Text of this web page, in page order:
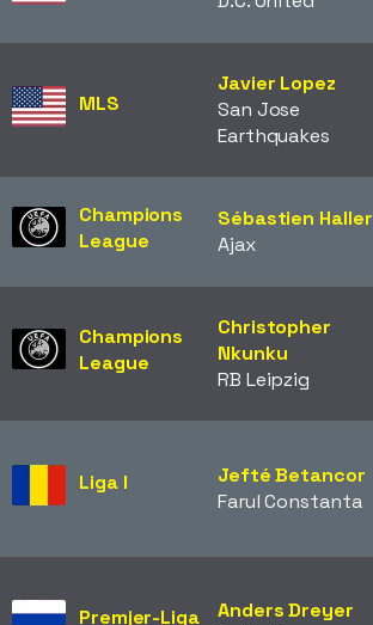
MLS
Javier Lopez
San Jose
Earthquakes
Champions
League
Sébastien Haller
Ajax
Champions
League
Christopher
Nkunku
RB Leipzig
Liga I
Jefté Betancor
Farul Constanta
Premjer-Liga
Anders Dreyer